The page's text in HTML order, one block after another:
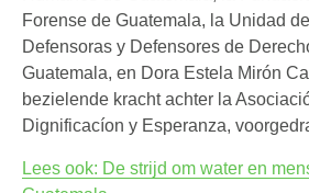
Forense de Guatemala, la Unidad
Defensoras y Defensores de
Guatemala, en Dora Estela Mirón
bezielende kracht achter la
Dignificacíon y Esperanza,
Lees ook: De strijd om water en